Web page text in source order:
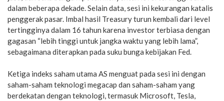
dalam beberapa dekade. Selain data, sesi ini kekurangan katalis
penggerak pasar. Imbal hasil Treasury turun kembali dari level
tertingginya dalam 16 tahun karena investor terbiasa dengan
gagasan “lebih tinggi untuk jangka waktu yang lebih lama”,
sebagaimana diterapkan pada suku bunga kebijakan Fed.
Ketiga indeks saham utama AS menguat pada sesi ini dengan
saham-saham teknologi megacap dan saham-saham yang
berdekatan dengan teknologi, termasuk Microsoft, Tesla,